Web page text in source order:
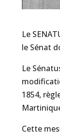
Le
le Sénat
Le
1854,
Cette